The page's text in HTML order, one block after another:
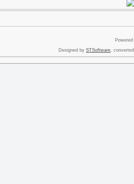
Designed by STSoftware,